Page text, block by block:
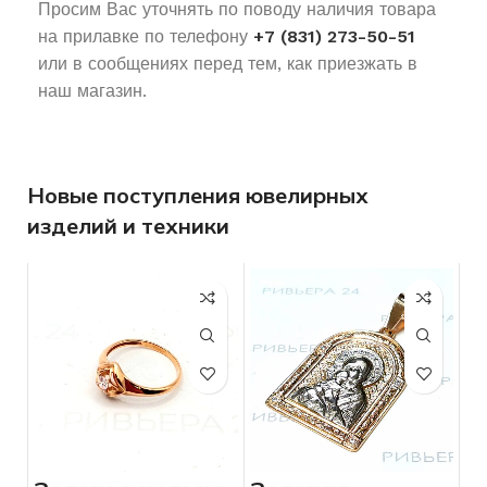
Просим Вас уточнять по поводу наличия товара
на прилавке по телефону +7 (831) 273-50-51
или в сообщениях перед тем, как приезжать в
наш магазин.
Новые поступления ювелирных
изделий и техники